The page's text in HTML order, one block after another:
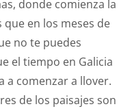
donde comienza la
en los meses de
no te puedes
el tiempo en Galicia
a comenzar a llover.
de los paisajes son